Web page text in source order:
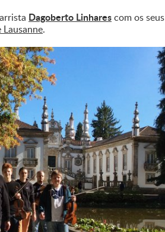
Dagoberto Linharescom os seus
.